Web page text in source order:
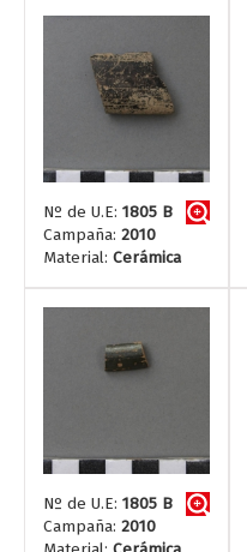
Nº de U.E: 1805 B
Campaña: 2010
Material: Cerámica
Nº de U.E: 1805 B
Campaña: 2010